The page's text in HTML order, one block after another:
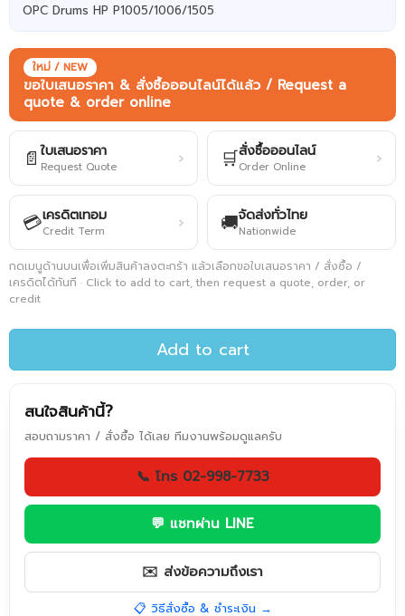
OPC Drums HP P1005/1006/1505
ใหม่ / NEW
ขอใบเสนอราคา & สั่งซื้อออนไลน์ได้แล้ว / Request a
quote & order online
📄 ใบเสนอราคา
Request Quote › 🛒สั่งซื้อออนไลน์
Order Online ›
💳เครดิตเทอม
Credit Term › 🚚จัดส่งทั่วไทย
Nationwide
กดเมนูด้านบนเพื่อเพิ่มสินค้าลงตะกร้า แล้วเลือกขอใบเสนอราคา / สั่งซื้อ /
เครดิตได้ทันที · Click to add to cart, then request a quote, order, or
credit
Add to cart
สนใจสินค้านี้?
สอบถามราคา / สั่งซื้อ ได้เลย ทีมงานพร้อมดูแลครับ
📞 โทร 02-998-7733
💬 แชทผ่าน LINE
✉️ ส่งข้อความถึงเรา
📋 วิธีสั่งซื้อ & ชำระเงิน →